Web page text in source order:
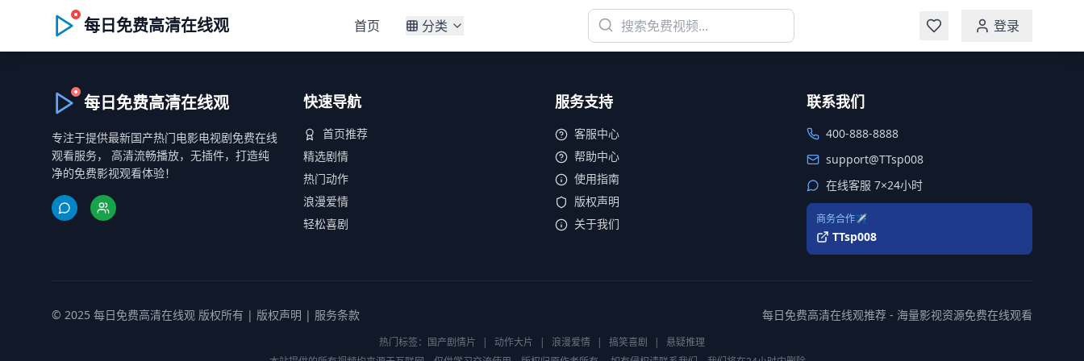
每日免费高清在线观 首页 分类 登录
每日免费高清在线观
专注于提供最新国产热门电影电视剧免费在线
观看服务， 高清流畅播放，无插件，打造纯
净的免费影视观看体验！
快速导航
首页推荐
精选剧情
热门动作
浪漫爱情
轻松喜剧
服务支持
客服中心
帮助中心
使用指南
版权声明
关于我们
联系我们
400-888-8888
support@TTsp008
在线客服 7×24小时
商务合作✈️
TTsp008
© 2025 每日免费高清在线观 版权所有 | 版权声明 | 服务条款 每日免费高清在线观推荐 - 海量影视资源免费在线观看
热门标签： 国产剧情片 | 动作大片 | 浪漫爱情 | 搞笑喜剧 |
悬疑推理